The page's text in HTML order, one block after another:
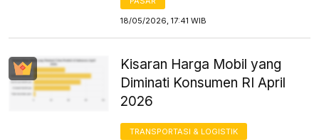
18/05/2026, 17:41 WIB
Kisaran Harga Mobil yang
Diminati Konsumen RI April
2026
TRANSPORTASI & LOGISTIK